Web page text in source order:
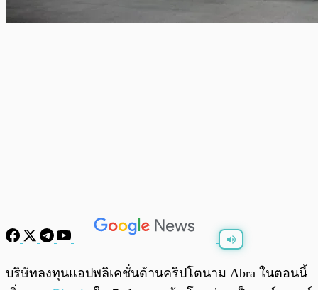
/
บริษัทลงทุนแอปพลิเคชั่นด้านคริปโตนาม Abra ในตอนนี้